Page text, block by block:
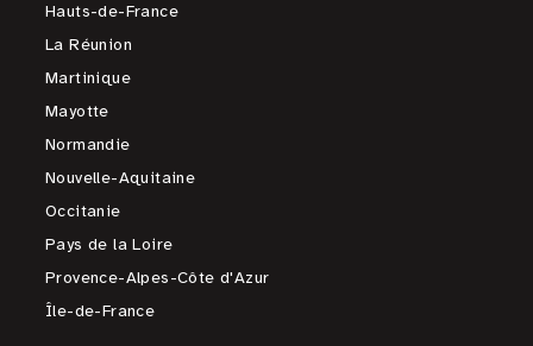
Hauts-de-France
La Réunion
Martinique
Mayotte
Normandie
Nouvelle-Aquitaine
Occitanie
Pays de la Loire
Provence-Alpes-Côte d'Azur
Île-de-France